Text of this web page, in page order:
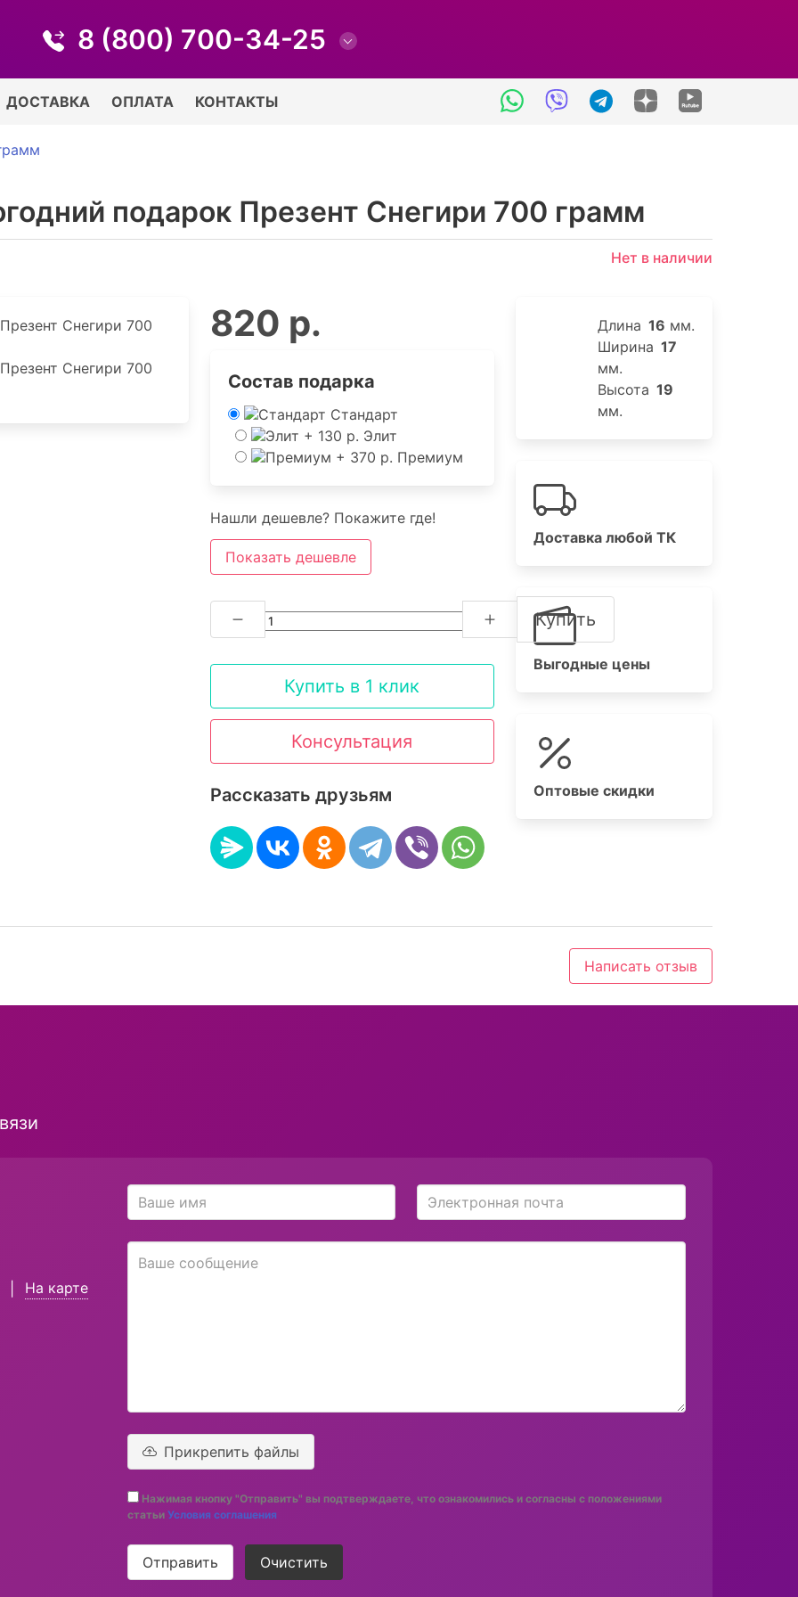
8 (800) 700-34-25
ДОСТАВКА ОПЛАТА КОНТАКТЫ
подарок Презент Снегири 700 грамм
Нет в наличии
820 р.
Состав подарка
Стандарт
Элит
Премиум
Нашли дешевле? Покажите где!
Показать дешевле
Купить
Купить в 1 клик
Консультация
Рассказать друзьям
Длина 16 мм.
Ширина 17
мм.
Высота 19
мм.
Доставка любой ТК
Выгодные цены
Оптовые скидки
Написать отзыв
На карте
Прикрепить файлы
Нажимая кнопку "Отправить" вы подтверждаете, что ознакомились и согласны с положениями
статьи Условия соглашения
Отправить Очистить